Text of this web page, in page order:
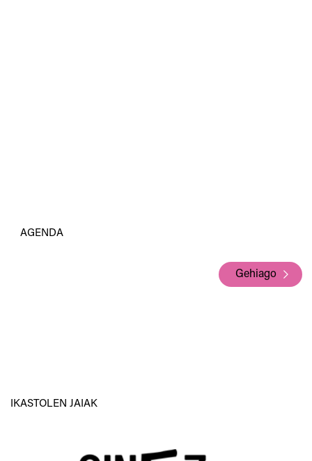
AGENDA
Gehiago
IKASTOLEN JAIAK